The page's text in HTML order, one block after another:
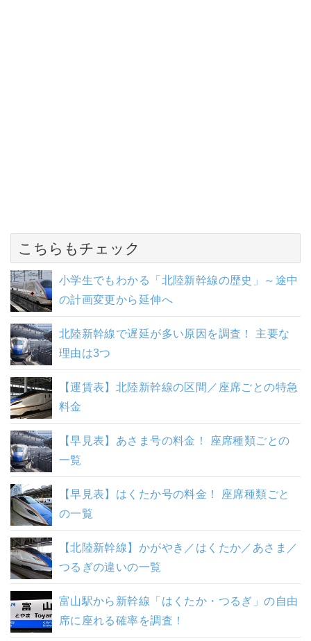
こちらもチェック
小学生でもわかる「北陸新幹線の歴史」～途中
の計画変更から延伸へ
北陸新幹線で遅延が多い原因を調査！ 主要な
理由は3つ
【運賃表】北陸新幹線の区間／座席ごとの特急
料金
【早見表】あさま号の料金！ 座席種類ごとの
一覧
【早見表】はくたか号の料金！ 座席種類ごと
の一覧
【北陸新幹線】かがやき／はくたか／あさま／
つるぎの違いの一覧
富山駅から新幹線「はくたか・つるぎ」の自由
席に座れる確率を調査！